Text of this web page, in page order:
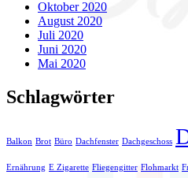
Oktober 2020
August 2020
Juli 2020
Juni 2020
Mai 2020
Schlagwörter
Balkon Brot Büro Dachfenster Dachgeschoss
Ernährung E Zigarette Fliegengitter Flohmarkt